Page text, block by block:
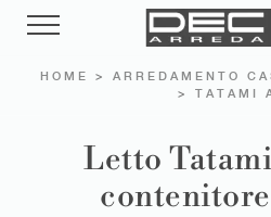
HOME > ARREDAMENTO
> TATAMI
Letto